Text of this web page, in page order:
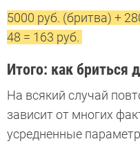
5000 руб. (бритва) +
48 = 163 руб.
Итого: как бриться
На всякий случай
зависит от многих
усредненные